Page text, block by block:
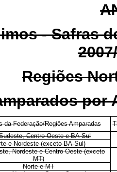
- Safras
Regiões
por
da Federação/Regiões Amparadas
Centro-Oeste e BA-Sul
e Nordeste (exceto BA-Sul)
Nordeste e Centro-Oeste (exceto
MT)
Norte e MT